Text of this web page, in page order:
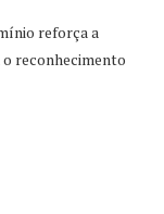
reforça a
reconhecimento